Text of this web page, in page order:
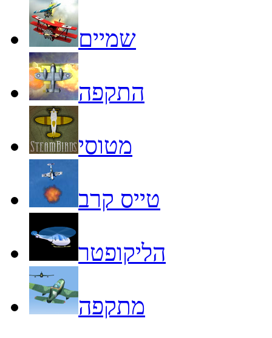
שמיים
התקפה
מטוסי
טייס קרב
הליקופטר
מתקפה